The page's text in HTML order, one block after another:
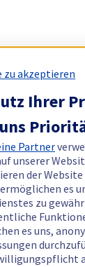
zu akzeptieren
Ihrer
Partner
unserer
der
es
zu
es uns,